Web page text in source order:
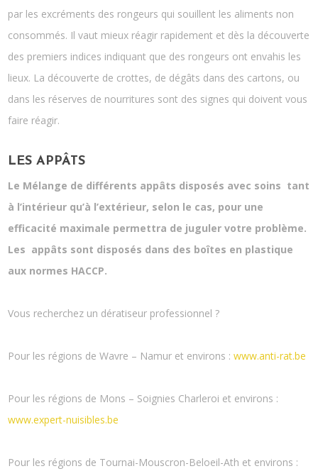
par les excréments des rongeurs qui souillent les aliments non
consommés. Il vaut mieux réagir rapidement et dès la découverte
des premiers indices indiquant que des rongeurs ont envahis les
lieux. La découverte de crottes, de dégâts dans des cartons, ou
dans les réserves de nourritures sont des signes qui doivent vous
faire réagir.
LES APPÂTS
Le Mélange de différents appâts disposés avec soins tant
à l’intérieur qu’à l’extérieur, selon le cas, pour une
efficacité maximale permettra de juguler votre problème.
Les appâts sont disposés dans des boîtes en plastique
aux normes HACCP.
Vous recherchez un dératiseur professionnel ?
Pour les régions de Wavre – Namur et environs :www.anti-rat.be
Pour les régions de Mons – Soignies Charleroi et environs :
www.expert-nuisibles.be
Pour les régions de Tournai-Mouscron-Beloeil-Ath et environs :